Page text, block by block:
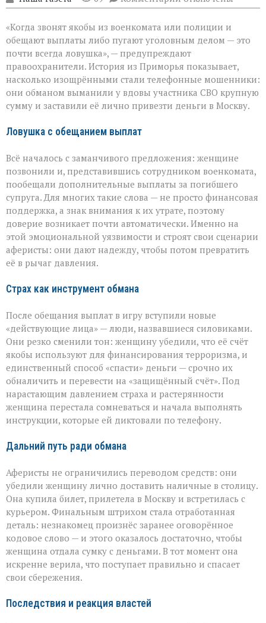
записи
сыграли
на
самом
больном»:
вдова
военного
лишилась
миллионов
из‑за
«Когда звонят якобы из военкомата или полиции и
обещают выплаты либо пугают уголовным делом — это
почти всегда ловушка», — предупреждают
правоохранители. История из Приморья показывает,
насколько изощрёнными стали телефонные мошенники:
они обманом выманили у вдовы участника СВО крупную
сумму и заставили её лично привезти деньги в Москву.
Ловушка с обещанием выплат
Всё началось с заманчивого предложения: женщине
позвонили и, представившись сотрудником военкомата,
пообещали дополнительные выплаты за погибшего
супруга. Для многих такие слова — не просто финансовая
поддержка, а знак внимания к их утрате, поэтому
доверие возникает почти автоматически. Именно на
этой эмоциональной уязвимости и строят свои сценарии
аферисты: они дают надежду, чтобы потом превратить
её в рычаг давления.
Страх как инструмент обмана
После обещания выплат в игру вступили новые
«действующие лица» — люди, назвавшиеся силовиками.
Они резко сменили тон: женщину убедили, что её счёт
якобы используют для финансирования терроризма, и
единственный способ «спасти» деньги — срочно их
обналичить и перевести на «защищённый счёт». Под
нарастающим давлением страха и растерянности
женщина перестала сомневаться и начала выполнять
инструкции, которые ей диктовали по телефону.
Дальний путь ради обмана
Аферисты не ограничились переводом средств: они
убедили женщину лично доставить наличные в столицу.
Она купила билет, прилетела в Москву и встретилась с
курьером. Финальным штрихом стала отработанная
деталь: незнакомец произнёс заранее оговорённое
кодовое слово — и этого оказалось достаточно, чтобы
женщина отдала сумку с деньгами. В тот момент она
искренне верила, что поступает правильно и спасает
свои сбережения.
Последствия и реакция властей